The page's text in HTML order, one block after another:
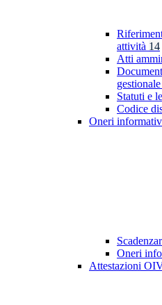
attività 14
Atti
gestionale
Statuti e
Codice
Oneri
Oneri
Attestazioni